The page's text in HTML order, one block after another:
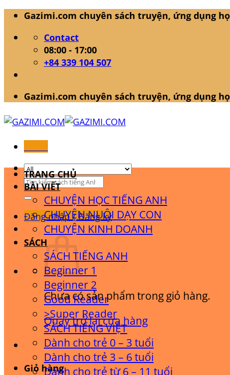
Skip
content
Gazimi.com chuyên sách truyện, ứng dụng
Contact
08:00 - 17:00
+84 339 104 507
Gazimi.com chuyên sách truyện, ứng dụng
Tìm
kiếm:
Đăng nhập / Đăng ký
Chưa có sản phẩm trong giỏ hàng.
Quay trở lại cửa hàng
Giỏ hàng
TRANG CHỦ
BÀI VIẾT
CHUYỆN HỌC TIẾNG ANH
CHUYỆN NUÔI DẠY CON
CHUYỆN KINH DOANH
SÁCH
SÁCH TIẾNG ANH
Beginner 1
Beginner 2
Good Reader
>Super Reader
SÁCH TIẾNG VIỆT
Dành cho trẻ 0 – 3 tuổi
Dành cho trẻ 3 – 6 tuổi
Dành cho trẻ từ 6 – 11 tuổi